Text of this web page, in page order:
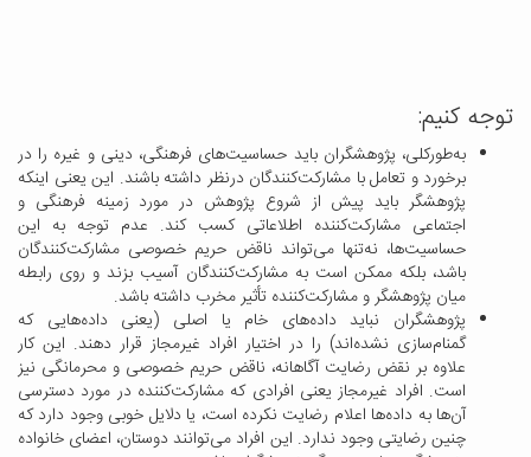
توجه کنیم:
به‌طورکلی، پژوهشگران باید حساسیت‌های فرهنگی، دینی و غیره را در
برخورد و تعامل با مشارکت‌کنندگان درنظر داشته باشند. این یعنی اینکه
پژوهشگر باید پیش از شروع پژوهش در مورد زمینه فرهنگی و
اجتماعی مشارکت‌کننده اطلاعاتی کسب کند. عدم توجه به این
حساسیت‌ها، نه‌تنها می‌تواند ناقض حریم خصوصی مشارکت‌کنندگان
باشد، بلکه ممکن است به مشارکت‌کنندگان آسیب بزند و روی رابطه
میان پژوهشگر و مشارکت‌کننده تأثیر مخرب داشته باشد.
پژوهشگران نباید داده‌های خام یا اصلی (یعنی داده‌هایی که
گمنام‌سازی نشده‌اند) را در اختیار افراد غیرمجاز قرار دهند. این کار
علاوه بر نقض رضایت آگاهانه، ناقض حریم خصوصی و محرمانگی نیز
است. افراد غیرمجاز یعنی افرادی که مشارکت‌کننده در مورد دسترسی
آن‌ها به داده‌ها اعلام رضایت نکرده است، یا دلایل خوبی وجود دارد که
چنین رضایتی وجود ندارد. این افراد می‌توانند دوستان، اعضای خانواده